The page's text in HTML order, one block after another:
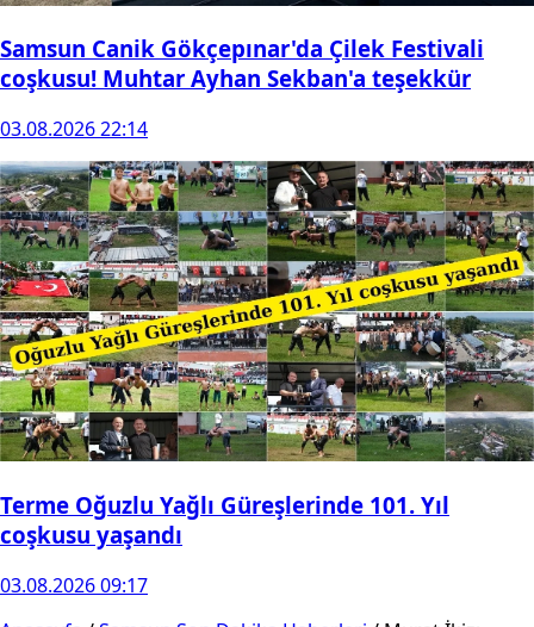
Samsun Canik Gökçepınar'da Çilek Festivali
coşkusu! Muhtar Ayhan Sekban'a teşekkür
03.08.2026 22:14
Terme Oğuzlu Yağlı Güreşlerinde 101. Yıl
coşkusu yaşandı
03.08.2026 09:17